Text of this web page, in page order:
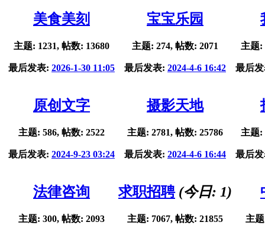
美食美刻
主题: 1231, 帖数: 13680
最后发表: 2026-1-30 11:05
宝宝乐园
主题: 274, 帖数: 2071
最后发表: 2024-4-6 16:42
主题:
最后
原创文字
主题: 586, 帖数: 2522
最后发表: 2024-9-23 03:24
摄影天地
主题: 2781, 帖数: 25786
最后发表: 2024-4-6 16:44
主题:
最后
法律咨询
主题: 300, 帖数: 2093
求职招聘(今日: 1)
主题: 7067, 帖数: 21855 主